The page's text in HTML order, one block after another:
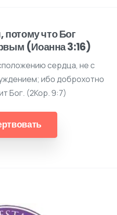
что Бог
(Иоанна 3:16)
сердца, не с
ибо доброхотно
Бог. (2Кор. 9:7)